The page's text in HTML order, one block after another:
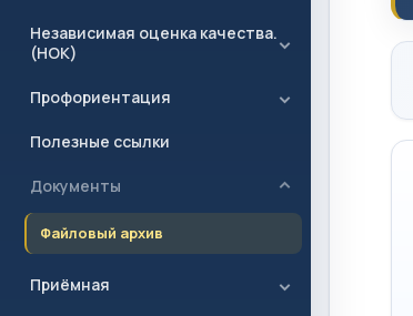
Независимая оценка качества.
(НОК)
Профориентация
Полезные ссылки
Документы
Файловый архив
Приёмная